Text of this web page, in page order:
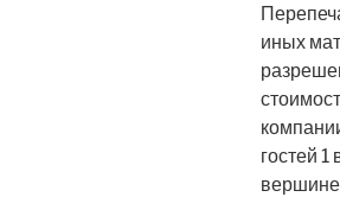
иных
гостей
вершине